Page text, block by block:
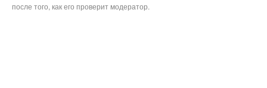
после того, как его проверит модератор.